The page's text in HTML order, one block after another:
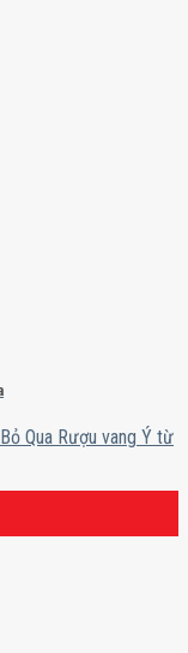
Qua Rượu vang Ý từ